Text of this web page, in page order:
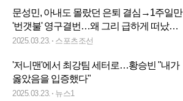
문성민, 아내도 몰랐던 은퇴 결심→1주일만
'번갯불' 영구결번…왜 그리 급하게 떠났나
[SC비하인드]
2025.03.23. 스포츠조선
'저니맨'에서 최강팀 세터로…황승빈 "내가
옳았음을 입증했다"
2025.03.23. 뉴스1